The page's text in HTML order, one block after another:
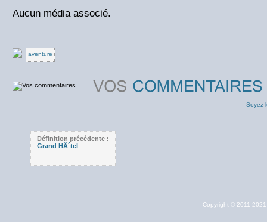
Aucun média associé.
aventure
Soyez
Définition précédente :
Grand HÃ´tel
Copyright © 2011-